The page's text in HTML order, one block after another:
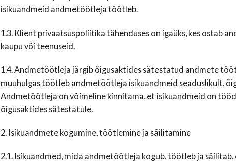
isikuandmeid andmetöötleja töötleb.
1.3. Klient privaatsuspoliitika tähenduses on igaüks, kes ostab
kaupu või teenuseid.
1.4. Andmetöötleja järgib õigusaktides sätestatud andmete
muuhulgas töötleb andmetöötleja isikuandmeid seaduslikult,
Andmetöötleja on võimeline kinnitama, et isikuandmeid on
õigusaktides sätestatule.
2. Isikuandmete kogumine, töötlemine ja säilitamine
2.1. Isikuandmed, mida andmetöötleja kogub, töötleb ja säilitab,